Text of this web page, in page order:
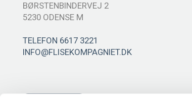
BØRSTENBINDERVEJ 2
5230 ODENSE M
TELEFON 6617 3221
INFO@FLISEKOMPAGNIET.DK